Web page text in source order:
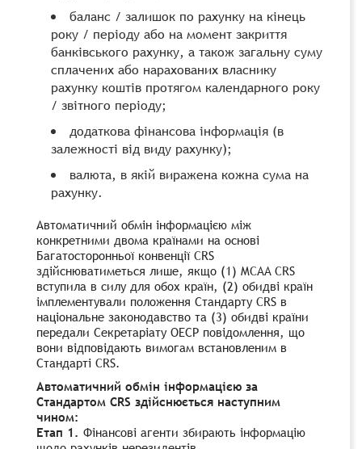
баланс / залишок по рахунку на кінець
року / періоду або на момент закриття
банківського рахунку, а також загальну суму
сплачених або нарахованих власнику
рахунку коштів протягом календарного року
/ звітного періоду;
додаткова фінансова інформація (в
залежності від виду рахунку);
валюта, в якій виражена кожна сума на
рахунку.
Автоматичний обмін інформацією між
конкретними двома країнами на основі
Багатосторонньої конвенції CRS
здійснюватиметься лише, якщо (1) MCAA CRS
вступила в силу для обох країн, (2) обидві країн
імплементували положення Стандарту CRS в
національне законодавство та (3) обидві країни
передали Секретаріату ОЕСР повідомлення, що
вони відповідають вимогам встановленим в
Стандарті CRS.
Автоматичний обмін інформацією за
Стандартом CRS здійснюється наступним
чином:
Етап 1. Фінансові агенти збирають інформацію